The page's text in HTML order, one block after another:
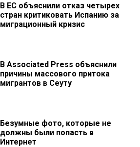
В ЕС объяснили отказ четырех
стран критиковать Испанию за
миграционный кризис
В Associated Press объяснили
причины массового притока
мигрантов в Сеуту
Безумные фото, которые не
должны были попасть в
Интернет